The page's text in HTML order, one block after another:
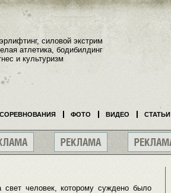
человек, которому суждено было
силовой экстрим
атлетика, бодибилдинг
и культуризм
СОРЕВНОВАНИЯ ФОТО ВИДЕО СТАТЬИ